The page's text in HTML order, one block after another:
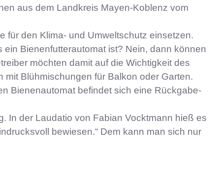
aus dem Landkreis Mayen-Koblenz vom
für den Klima- und Umweltschutz einsetzen.
Bienenfutterautomat ist? Nein, dann können
möchten damit auf die Wichtigkeit des
Blühmischungen für Balkon oder Garten.
Bienenautomat befindet sich eine Rückgabe-
In der Laudatio von Fabian Vocktmann hieß es
bewiesen.“ Dem kann man sich nur